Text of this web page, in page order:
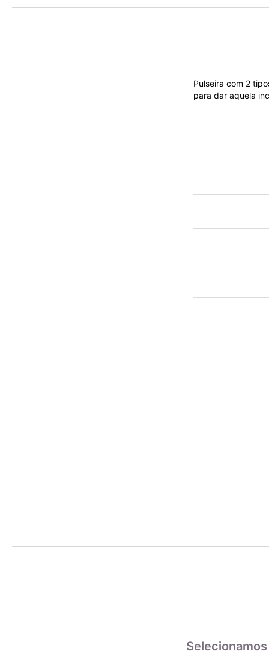
Pulseira com 2
para dar aquela